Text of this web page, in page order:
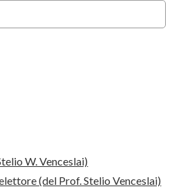
W. Venceslai)
(del Prof. Stelio Venceslai)